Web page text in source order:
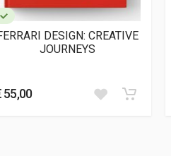
DESIGN: CREATIVE
JOURNEYS
55,00